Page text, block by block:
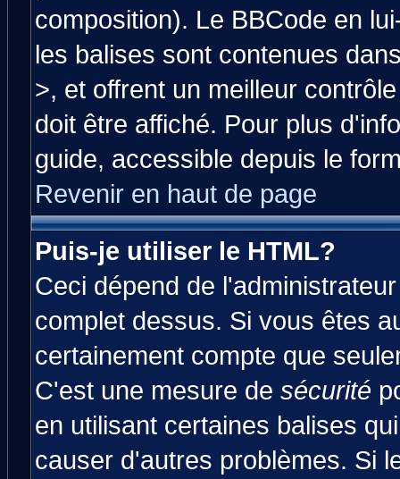
composition). Le BBCode en
les balises sont contenues
>, et offrent un meilleur
doit être affiché. Pour plus
guide, accessible depuis le
Revenir en haut de page
Puis-je utiliser le HTML?
Ceci dépend de
complet dessus. Si vous êtes
certainement compte que
C'est une mesure de sécurité
en utilisant certaines balises
causer d'autres problèmes. Si